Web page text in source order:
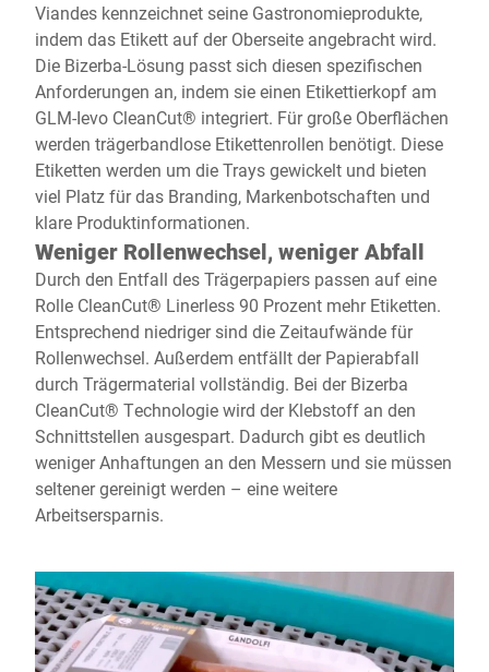
Viandes kennzeichnet seine Gastronomieprodukte,
indem das Etikett auf der Oberseite angebracht wird.
Die Bizerba-Lösung passt sich diesen spezifischen
Anforderungen an, indem sie einen Etikettierkopf am
GLM-Ievo CleanCut® integriert. Für große Oberflächen
werden trägerbandlose Etikettenrollen benötigt. Diese
Etiketten werden um die Trays gewickelt und bieten
viel Platz für das Branding, Markenbotschaften und
klare Produktinformationen.
Weniger Rollenwechsel, weniger Abfall
Durch den Entfall des Trägerpapiers passen auf eine
Rolle CleanCut® Linerless 90 Prozent mehr Etiketten.
Entsprechend niedriger sind die Zeitaufwände für
Rollenwechsel. Außerdem entfällt der Papierabfall
durch Trägermaterial vollständig. Bei der Bizerba
CleanCut® Technologie wird der Klebstoff an den
Schnittstellen ausgespart. Dadurch gibt es deutlich
weniger Anhaftungen an den Messern und sie müssen
seltener gereinigt werden – eine weitere
Arbeitsersparnis.